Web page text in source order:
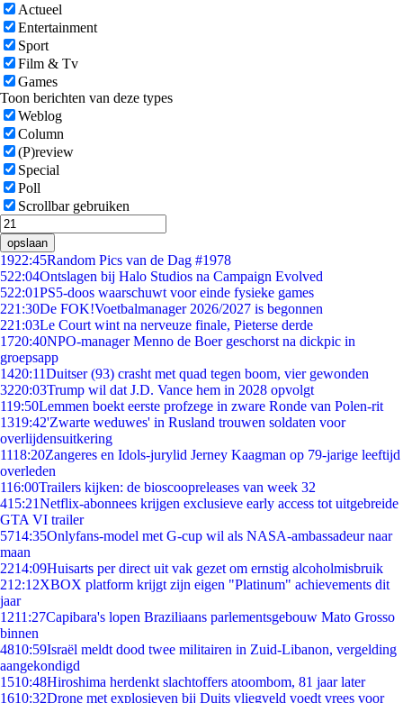
Actueel
Entertainment
Sport
Film & Tv
Games
Toon berichten van deze types
Weblog
Column
(P)review
Special
Poll
Scrollbar gebruiken
opslaan
1922:45Random Pics van de Dag #1978
522:04Ontslagen bij Halo Studios na Campaign Evolved
522:01PS5-doos waarschuwt voor einde fysieke games
221:30De FOK!Voetbalmanager 2026/2027 is begonnen
221:03Le Court wint na nerveuze finale, Pieterse derde
1720:40NPO-manager Menno de Boer geschorst na dickpic in
groepsapp
1420:11Duitser (93) crasht met quad tegen boom, vier gewonden
3220:03Trump wil dat J.D. Vance hem in 2028 opvolgt
119:50Lemmen boekt eerste profzege in zware Ronde van Polen-rit
1319:42'Zwarte weduwes' in Rusland trouwen soldaten voor
overlijdensuitkering
1118:20Zangeres en Idols-jurylid Jerney Kaagman op 79-jarige leeftijd
overleden
116:00Trailers kijken: de bioscoopreleases van week 32
415:21Netflix-abonnees krijgen exclusieve early access tot uitgebreide
GTA VI trailer
5714:35Onlyfans-model met G-cup wil als NASA-ambassadeur naar
maan
2214:09Huisarts per direct uit vak gezet om ernstig alcoholmisbruik
212:12XBOX platform krijgt zijn eigen "Platinum" achievements dit
jaar
1211:27Capibara's lopen Braziliaans parlementsgebouw Mato Grosso
binnen
4810:59Israël meldt dood twee militairen in Zuid-Libanon, vergelding
aangekondigd
1510:48Hiroshima herdenkt slachtoffers atoombom, 81 jaar later
1610:32Drone met explosieven bij Duits vliegveld voedt vrees voor